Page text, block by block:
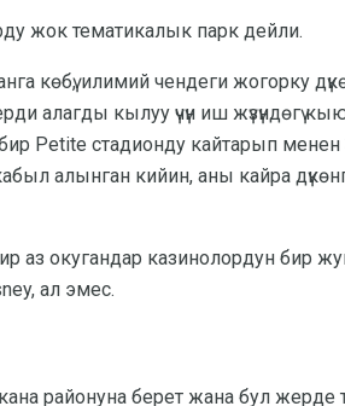
жок тематикалык парк дейли.
көбү, илимий чендеги жогорку
алагды кылуу үчүн иш жүзүндөгү
Petite стадионду кайтарып менен
алынган кийин, аны кайра
аз окугандар казинолордун бир
ал эмес.
районуна берет жана бул жерде